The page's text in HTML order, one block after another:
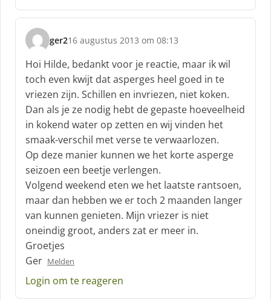
:
ger2
s
c
h
r
e
e
f
16 augustus 2013 om 08:13
Hoi Hilde, bedankt voor je reactie, maar ik wil
toch even kwijt dat asperges heel goed in te
vriezen zijn. Schillen en invriezen, niet koken.
Dan als je ze nodig hebt de gepaste hoeveelheid
in kokend water op zetten en wij vinden het
smaak-verschil met verse te verwaarlozen.
Op deze manier kunnen we het korte asperge
seizoen een beetje verlengen.
Volgend weekend eten we het laatste rantsoen,
maar dan hebben we er toch 2 maanden langer
van kunnen genieten. Mijn vriezer is niet
oneindig groot, anders zat er meer in.
Groetjes
Ger Melden
Login om te reageren